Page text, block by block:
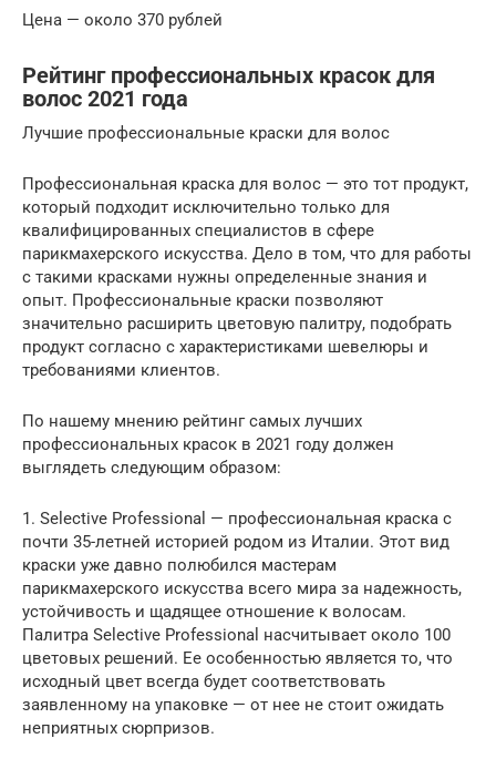
Цена — около 370 рублей
Рейтинг профессиональных красок для
волос 2021 года
Лучшие профессиональные краски для волос
Профессиональная краска для волос — это тот продукт,
который подходит исключительно только для
квалифицированных специалистов в сфере
парикмахерского искусства. Дело в том, что для работы
с такими красками нужны определенные знания и
опыт. Профессиональные краски позволяют
значительно расширить цветовую палитру, подобрать
продукт согласно с характеристиками шевелюры и
требованиями клиентов.
По нашему мнению рейтинг самых лучших
профессиональных красок в 2021 году должен
выглядеть следующим образом:
1. Selective Professional — профессиональная краска с
почти 35-летней историей родом из Италии. Этот вид
краски уже давно полюбился мастерам
парикмахерского искусства всего мира за надежность,
устойчивость и щадящее отношение к волосам.
Палитра Selective Professional насчитывает около 100
цветовых решений. Ее особенностью является то, что
исходный цвет всегда будет соответствовать
заявленному на упаковке — от нее не стоит ожидать
неприятных сюрпризов.